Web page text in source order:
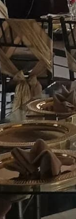
lounge,
profesional,
para que tú solo
ofrece la
privacidad que
el diseño y el
mucho después